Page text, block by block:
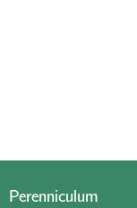
Perenniculum